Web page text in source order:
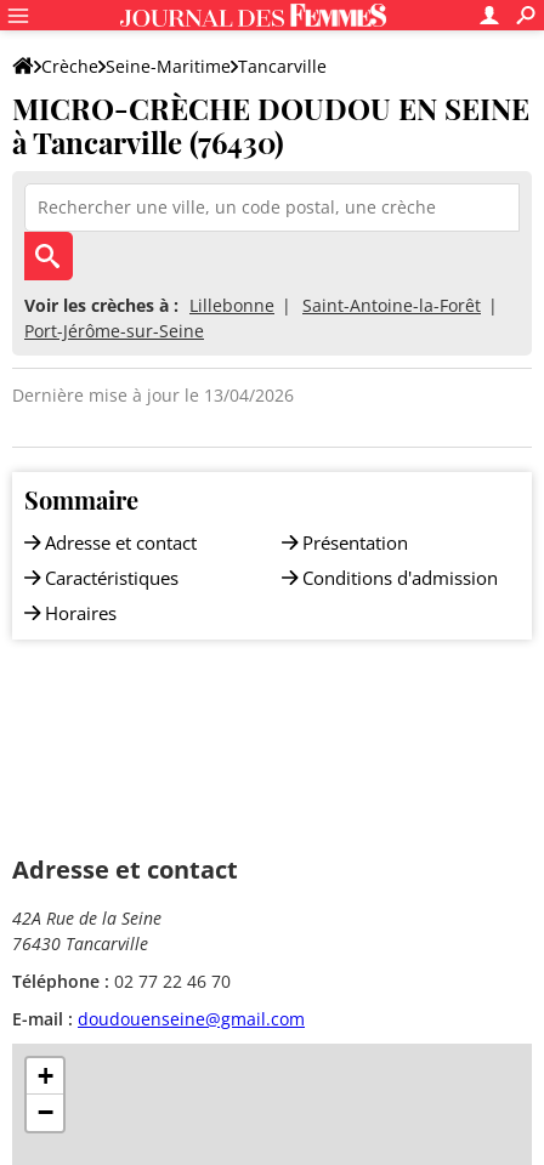
Crèche Seine-Maritime Tancarville
MICRO-CRÈCHE DOUDOU EN SEINE
MICRO-CRÈCHE DOUDOU EN SEINE
à Tancarville (76430)
Voir les crèches à : Lillebonne
Saint-Antoine-la-Forêt
Port-Jérôme-sur-Seine
Dernière mise à jour le 13/04/2026
Sommaire
Adresse et contact
Caractéristiques
Horaires
Présentation
Conditions d'admission
Adresse et contact
42A Rue de la Seine
76430 Tancarville
Téléphone : 02 77 22 46 70
E-mail : doudouenseine@gmail.com
+
−